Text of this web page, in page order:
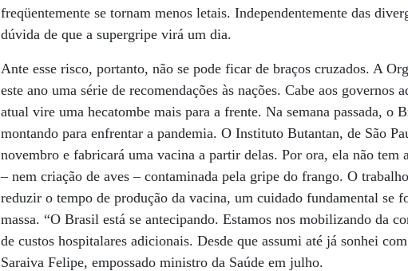
freqüentemente se tornam menos letais. Independentemente das
dúvida de que a supergripe virá um dia.
Ante esse risco, portanto, não se pode ficar de braços cruzados. A
este ano uma série de recomendações às nações. Cabe aos governos
atual vire uma hecatombe mais para a frente. Na semana passada, o
montando para enfrentar a pandemia. O Instituto Butantan, de São
novembro e fabricará uma vacina a partir delas. Por ora, ela não tem
– nem criação de aves – contaminada pela gripe do frango. O
reduzir o tempo de produção da vacina, um cuidado fundamental se
massa. “O Brasil está se antecipando. Estamos nos mobilizando da
de custos hospitalares adicionais. Desde que assumi até já sonhei
Saraiva Felipe, empossado ministro da Saúde em julho.